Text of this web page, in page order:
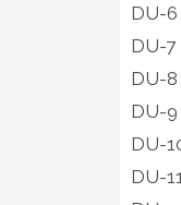
DU-6
DU-7
DU-8
DU-9
DU-
DU-